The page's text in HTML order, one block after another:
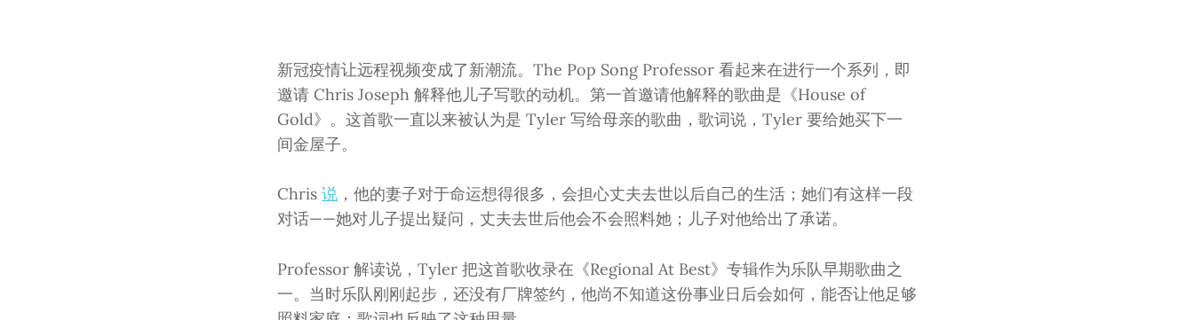
新冠疫情让远程视频变成了新潮流。The Pop Song Professor 看起来在进行一个系列，即
邀请 Chris Joseph 解释他儿子写歌的动机。第一首邀请他解释的歌曲是《House of
Gold》。这首歌一直以来被认为是 Tyler 写给母亲的歌曲，歌词说，Tyler 要给她买下一
间金屋子。
Chris 说 ，他的妻子对于命运想得很多，会担心丈夫去世以后自己的生活；她们有这样一段
对话——她对儿子提出疑问，丈夫去世后他会不会照料她；儿子对他给出了承诺。
Professor 解读说，Tyler 把这首歌收录在《Regional At Best》专辑作为乐队早期歌曲之
一。当时乐队刚刚起步，还没有厂牌签约，他尚不知道这份事业日后会如何，能否让他足够